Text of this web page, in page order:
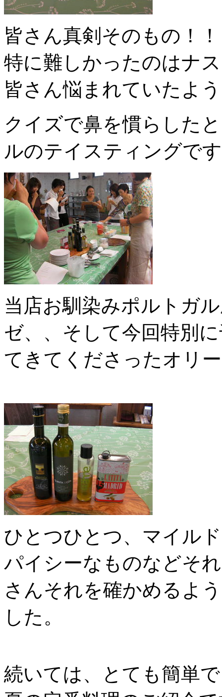
皆さん真剣そのもの！！
特に難しかったのはナ
皆さん悩まれていたよ
クイズで鼻を慣らした
ルのテイスティングで
当店お馴染みポルトガ
ゼ、、そして今回特別
てきてくださったオリ
ひとつひとつ、マイル
パイシーなものなどそ
さんそれを確かめるよ
した。
続いては、とても簡単